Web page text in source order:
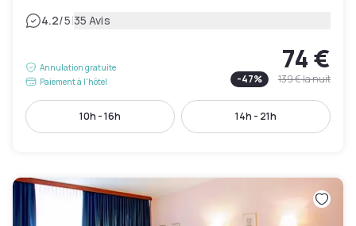
4.2/5|35 Avis
Annulation gratuite
Paiement à l'hôtel
74 €
-47% 139 €la nuit
10h - 16h 14h - 21h